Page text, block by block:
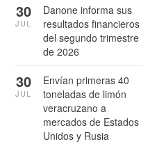
Danone informa sus
resultados financieros
del segundo trimestre
de 2026
30
JUL
Envían primeras 40
toneladas de limón
veracruzano a
mercados de Estados
Unidos y Rusia
30
JUL